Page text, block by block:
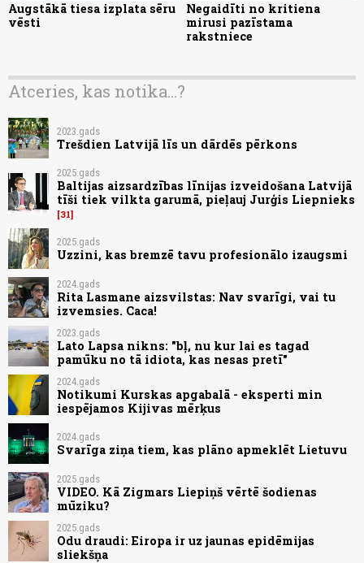
Augstākā tiesa izplata sēru
vēsti
Negaidīti no kritiena
mirusi pazīstama
rakstniece
Atceries, kas notika...?
2023.gads
Trešdien Latvijā līs un dārdēs pērkons
2025.gads
Baltijas aizsardzības līnijas izveidošana Latvijā
tīši tiek vilkta garumā, pieļauj Jurģis Liepnieks
31
2025.gads
Uzzini, kas bremzē tavu profesionālo izaugsmi
2024.gads
Rita Lasmane aizsvilstas: Nav svarīgi, vai tu
izvemsies. Caca!
2023.gads
Lato Lapsa nikns: "bļ, nu kur lai es tagad
pamūku no tā idiota, kas nesas pretī"
2024.gads
Notikumi Kurskas apgabalā - eksperti min
iespējamos Kijivas mērķus
2024.gads
Svarīga ziņa tiem, kas plāno apmeklēt Lietuvu
2025.gads
VIDEO. Kā Zigmars Liepiņš vērtē šodienas
mūziku?
2025.gads
Odu draudi: Eiropa ir uz jaunas epidēmijas
sliekšņa